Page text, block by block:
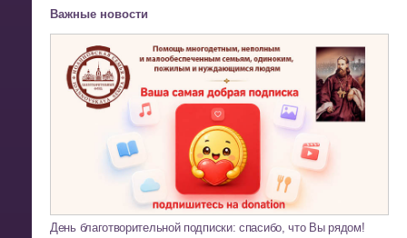
Важные новости
День благотворительной подписки: спасибо, что Вы рядом!